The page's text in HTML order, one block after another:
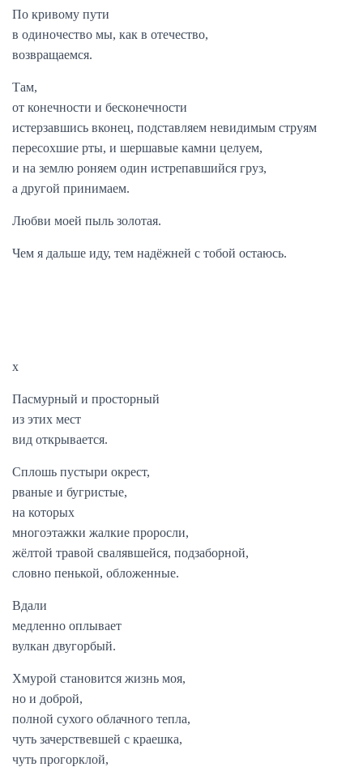
По кривому пути
в одиночество мы, как в отечество,
возвращаемся.
Там,
от конечности и бесконечности
истерзавшись вконец, подставляем невидимым струям
пересохшие рты, и шершавые камни целуем,
и на землю роняем один истрепавшийся груз,
а другой принимаем.
Любви моей пыль золотая.
Чем я дальше иду, тем надёжней с тобой остаюсь.
x
Пасмурный и просторный
из этих мест
вид открывается.
Сплошь пустыри окрест,
рваные и бугристые,
на которых
многоэтажки жалкие проросли,
жёлтой травой свалявшейся, подзаборной,
словно пенькой, обложенные.
Вдали
медленно оплывает
вулкан двугорбый.
Хмурой становится жизнь моя,
но и доброй,
полной сухого облачного тепла,
чуть зачерствевшей с краешка,
чуть прогорклой,